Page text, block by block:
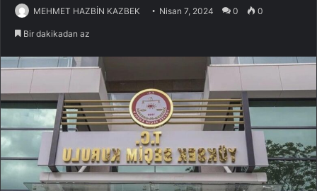
MEHMET HAZBİN KAZBEK Nisan 7, 2024 0 0
Bir dakikadan az